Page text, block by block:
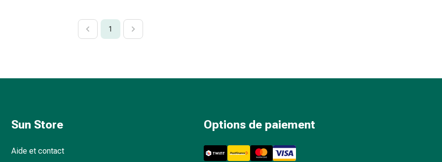
1
Sun Store
Aide et contact
Options de paiement